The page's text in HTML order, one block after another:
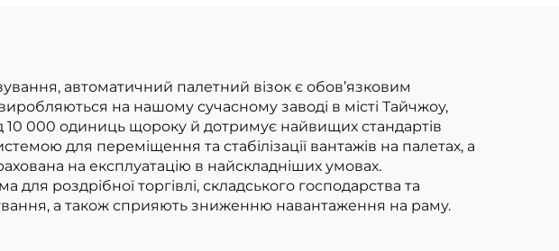
автоматичний палетний візок є обов’язковим
на нашому сучасному заводі в місті Тайчжоу,
000 одиниць щороку й дотримує найвищих стандартів
для переміщення та стабілізації вантажів на палетах, а
на експлуатацію в найскладніших умовах.
роздрібної торгівлі, складського господарства та
а також сприяють зниженню навантаження на раму.